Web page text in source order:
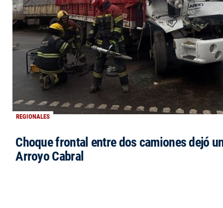
REGIONALES
Choque frontal entre dos camiones dejó
Arroyo Cabral